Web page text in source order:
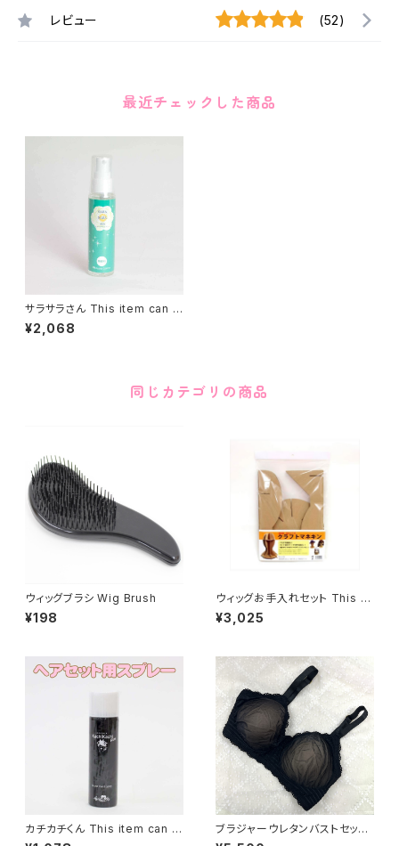
レビュー (52)
最近チェックした商品
サラサラさん This item can n
ot ship overseas
¥2,068
同じカテゴリの商品
ウィッグブラシ Wig Brush
¥198
ウィッグお手入れセット This it
em can not ship overseas
¥3,025
カチカチくん This item can n
ot ship overseas
ブラジャーウレタンバストセット
Bra and Urethane foam bu